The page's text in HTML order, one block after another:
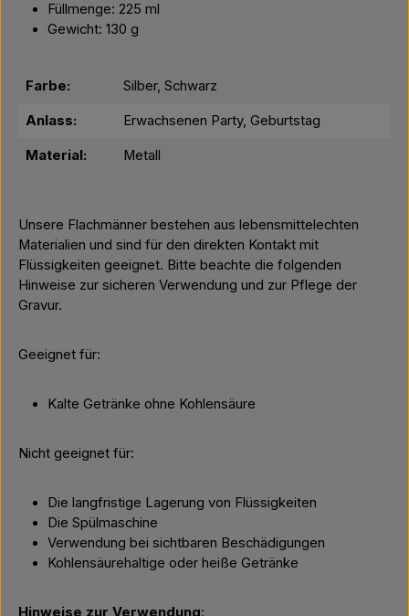
Füllmenge: 225 ml
Gewicht: 130 g
Farbe: Silber, Schwarz
Anlass: Erwachsenen Party, Geburtstag
Material: Metall
Unsere Flachmänner bestehen aus lebensmittelechten
Materialien und sind für den direkten Kontakt mit
Flüssigkeiten geeignet. Bitte beachte die folgenden
Hinweise zur sicheren Verwendung und zur Pflege der
Gravur.
Geeignet für:
Kalte Getränke ohne Kohlensäure
Nicht geeignet für:
Die langfristige Lagerung von Flüssigkeiten
Die Spülmaschine
Verwendung bei sichtbaren Beschädigungen
Kohlensäurehaltige oder heiße Getränke
Hinweise zur Verwendung: